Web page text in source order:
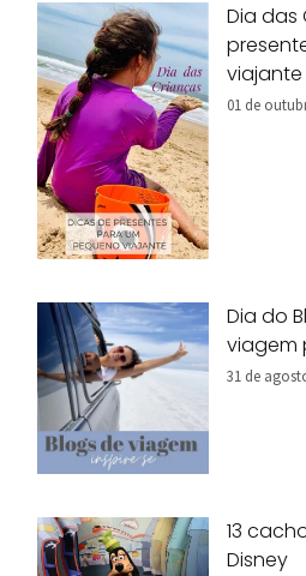
Dia das
viajante
01 de
Dia do
viagem
31 de
13
Disney